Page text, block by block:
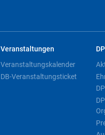
Veranstaltungen
Veranstaltungskalender
DB-Veranstaltungsticket